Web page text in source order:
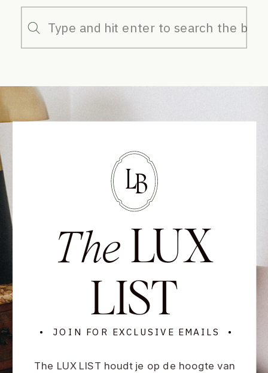
Search
for:
The LUX
LIST
• JOIN FOR EXCLUSIVE EMAILS •
The LUX LIST houdt je op de hoogte van
LB